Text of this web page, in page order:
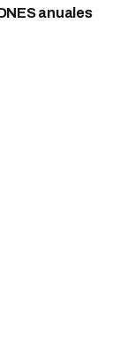
anuales